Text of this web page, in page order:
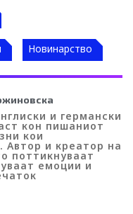
Новинарство
и германски
кон пишаниот
кои
Автор и креатор на
поттикнуваат
емоции и